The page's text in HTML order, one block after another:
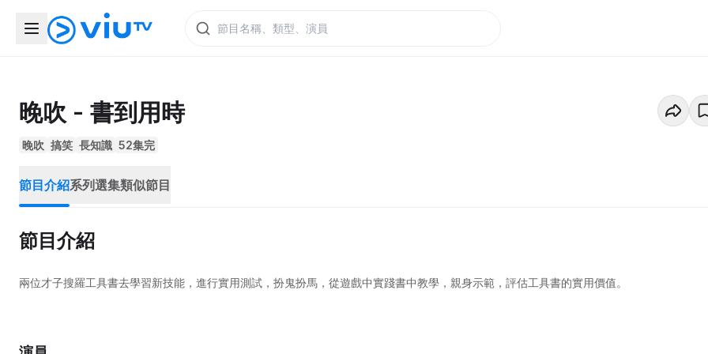
晚吹 - 書到用時
晚吹 搞笑 長知識 52集完
節目介紹系列選集類似節目
節目介紹
兩位才子搜羅工具書去學習新技能，進行實用測試，扮鬼扮馬，從遊戲中實踐書中教學，親身示範，評估工具書的實用價值。